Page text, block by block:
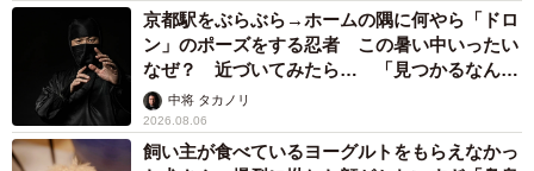
京都駅をぶらぶら→ホームの隅に何やら「ドロ
ン」のポーズをする忍者 この暑い中いったい
なぜ？ 近づいてみたら… 「見つかるなんて
未熟」中将 タカノリ
2026.08.06
飼い主が食べているヨーグルトをもらえなかっ